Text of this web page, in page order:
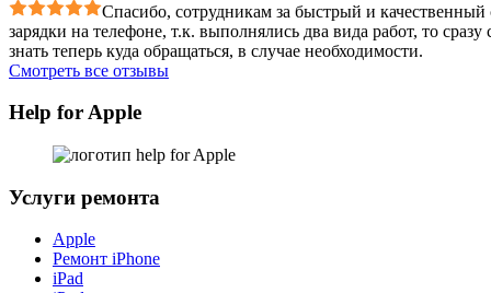
Спасибо, сотрудникам за быстрый и качественный
зарядки на телефоне, т.к. выполнялись два вида работ, то
знать теперь куда обращаться, в случае необходимости.
Смотреть все отзывы
Help for Apple
Услуги ремонта
Apple
Ремонт iPhone
iPad